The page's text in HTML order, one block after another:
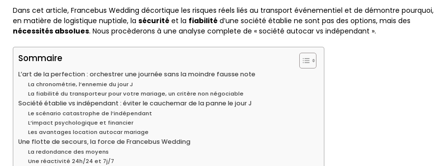
Dans cet article, Francebus Wedding décortique les risques réels liés au transport événementiel et de démontre pourquoi,
en matière de logistique nuptiale, la sécurité et la fiabilité d’une société établie ne sont pas des options, mais des
nécessités absolues. Nous procèderons à une analyse complete de « société autocar vs indépendant ».
Sommaire
L’art de la perfection : orchestrer une journée sans la moindre fausse note
La chronométrie, l’ennemie du jour J
La fiabilité du transporteur pour votre mariage, un critère non négociable
Société établie vs indépendant : éviter le cauchemar de la panne le jour J
Le scénario catastrophe de l’indépendant
L’impact psychologique et financier
Les avantages location autocar mariage
Une flotte de secours, la force de Francebus Wedding
La redondance des moyens
Une réactivité 24h/24 et 7j/7